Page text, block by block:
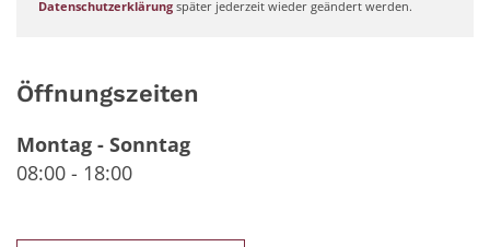
Datenschutzerklärung später jederzeit wieder geändert werden.
Öffnungszeiten
Montag - Sonntag
08:00 - 18:00